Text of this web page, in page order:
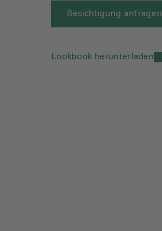
Besichtigung anfragen
Lookbook herunterladen